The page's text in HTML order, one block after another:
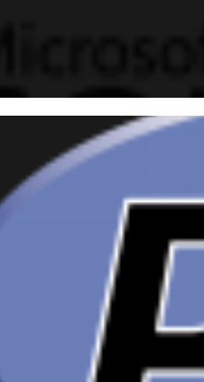
Identificando
Server
16 de novembro de 2015 1 min de